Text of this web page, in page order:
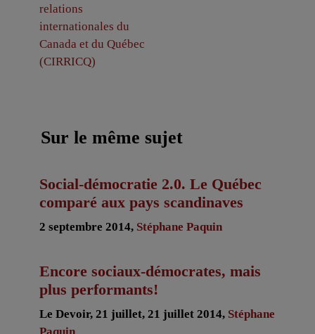
relations
internationales du
Canada et du Québec
(CIRRICQ)
Sur le même sujet
Social-démocratie 2.0. Le Québec
comparé aux pays scandinaves
2 septembre 2014, Stéphane Paquin
Encore sociaux-démocrates, mais
plus performants!
Le Devoir, 21 juillet, 21 juillet 2014, Stéphane